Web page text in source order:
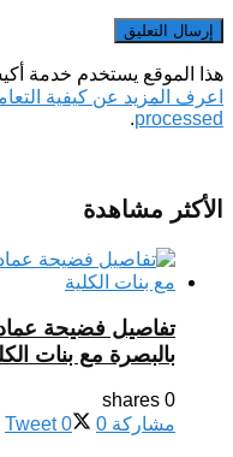
هذا الموقع يستخدم خدمة
اعرف المزيد عن كيفية
processed
.
الأكثر مشاهدة
تفاصيل فضيحة
بالبصرة مع بنات
0 shares
مشاركة 0
Tweet 0